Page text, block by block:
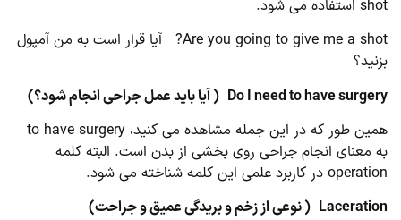
shot استفاده می شود.
Are you going to give me a shot? آیا قرار است به من آمپول
بزنید؟
Do I need to have surgery ( آیا باید عمل جراحی انجام شود؟)
همین طور که در این جمله مشاهده می کنید، to have surgery
به معنای انجام جراحی روی بخشی از بدن است. البته کلمه
operation در کاربرد علمی این کلمه شناخته می شود.
Laceration ( نوعی از زخم و بریدگی عمیق و جراحت)